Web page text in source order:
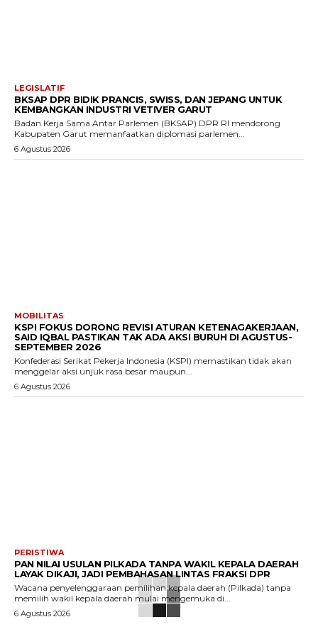
LEGISLATIF
BKSAP DPR BIDIK PRANCIS, SWISS, DAN JEPANG UNTUK
KEMBANGKAN INDUSTRI VETIVER GARUT
Badan Kerja Sama Antar Parlemen (BKSAP) DPR RI mendorong
Kabupaten Garut memanfaatkan diplomasi parlemen...
6 Agustus 2026
MOBILITAS
KSPI FOKUS DORONG REVISI ATURAN KETENAGAKERJAAN,
SAID IQBAL PASTIKAN TAK ADA AKSI BURUH DI AGUSTUS-
SEPTEMBER 2026
Konfederasi Serikat Pekerja Indonesia (KSPI) memastikan tidak akan
menggelar aksi unjuk rasa besar maupun...
6 Agustus 2026
PERISTIWA
PAN NILAI USULAN PILKADA TANPA WAKIL KEPALA DAERAH
LAYAK DIKAJI, JADI PEMBAHASAN LINTAS FRAKSI DPR
Wacana penyelenggaraan pemilihan kepala daerah (Pilkada) tanpa
memilih wakil kepala daerah mulai mengemuka di...
6 Agustus 2026